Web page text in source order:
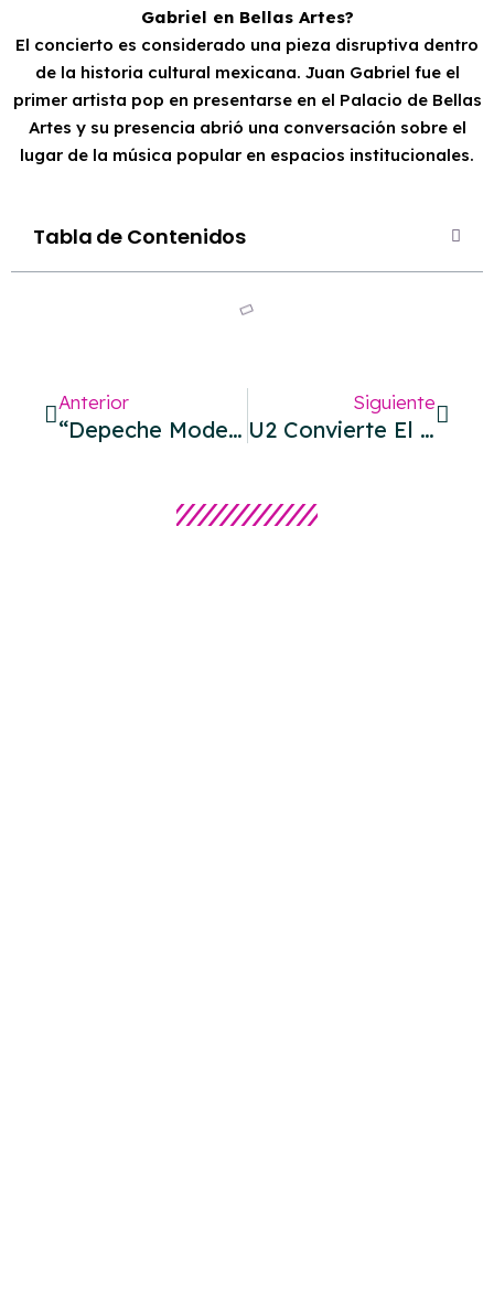
Gabriel en Bellas Artes?
El concierto es considerado una pieza disruptiva dentro
de la historia cultural mexicana. Juan Gabriel fue el
primer artista pop en presentarse en el Palacio de Bellas
Artes y su presencia abrió una conversación sobre el
lugar de la música popular en espacios institucionales.
Tabla de Contenidos
Anterior
“Depeche Mode: M” Llega A Netflix — Un Viaje Íntimo Entre Música, Muerte Y Cultura
Siguiente
U2 Convierte El Centro Histórico CDMX En Una Calle De Los Sueños